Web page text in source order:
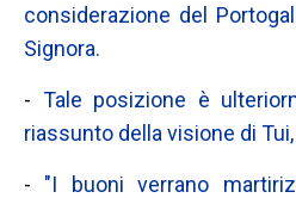
considerazione del
Signora.
- Tale posizione è
riassunto della visione di
- "I buoni verrano